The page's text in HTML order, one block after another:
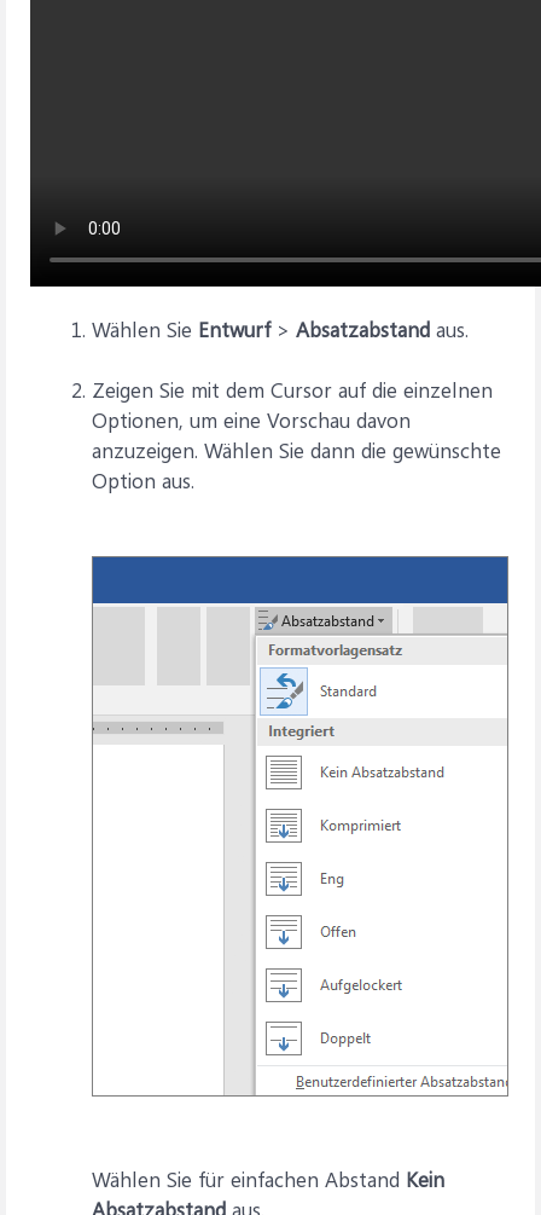
Wählen Sie Entwurf> Absatzabstand aus.
Zeigen Sie mit dem Cursor auf die einzelnen
Optionen, um eine Vorschau davon
anzuzeigen. Wählen Sie dann die gewünschte
Option aus.
Wählen Sie für einfachen Abstand Kein
Absatzabstand aus.